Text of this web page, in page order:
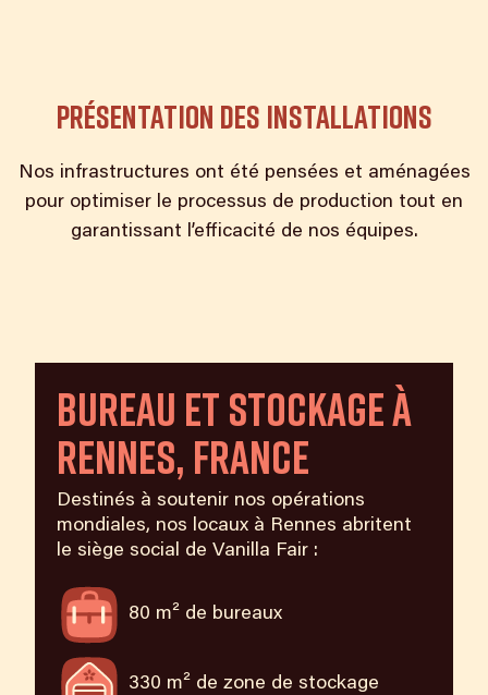
Présentation des installations
Nos infrastructures ont été pensées et aménagées
pour optimiser le processus de production tout en
garantissant l’efficacité de nos équipes.
Bureau et stockage à
Rennes, France
Destinés à soutenir nos opérations
mondiales, nos locaux à Rennes abritent
le siège social de Vanilla Fair :
80 m² de bureaux
330 m² de zone de stockage